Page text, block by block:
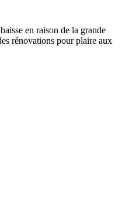
en raison de la grande
rénovations pour plaire aux